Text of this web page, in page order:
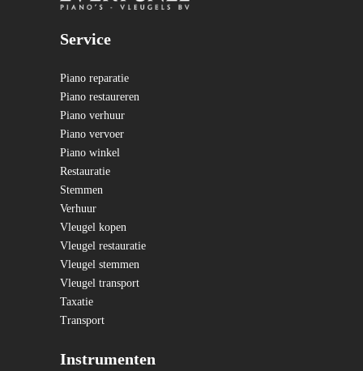
Service
Piano reparatie
Piano restaureren
Piano verhuur
Piano vervoer
Piano winkel
Restauratie
Stemmen
Verhuur
Vleugel kopen
Vleugel restauratie
Vleugel stemmen
Vleugel transport
Taxatie
Transport
Instrumenten